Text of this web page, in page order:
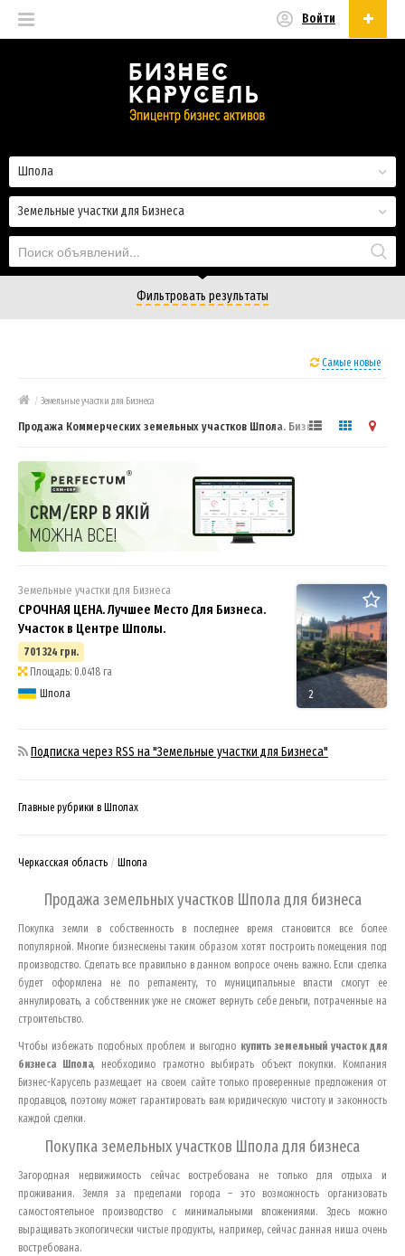
Войти
Земельные участки для Бизнеса
Шпола
Фильтровать результаты
Самые новые
/ Земельные участки для Бизнеса
Продажа Коммерческих земельных участков Шпола. Бизнес
2
Земельные участки для Бизнеса
СРОЧНАЯ ЦЕНА. Лучшее Место Для Бизнеса.
Участок в Центре Шполы.
701 324 грн.
Площадь: 0.0418 га
Шпола
Подписка через RSS на "Земельные участки для Бизнеса"
Главные рубрики в Шполах
Черкасская область Шпола
Продажа земельных участков Шполадля бизнеса
Покупка земли в собственность в последнее время становится все более
популярной. Многие бизнесмены таким образом хотят построить помещения под
производство. Сделать все правильно в данном вопросе очень важно. Если сделка
будет оформлена не по регламенту, то муниципальные власти смогут ее
аннулировать, а собственник уже не сможет вернуть себе деньги, потраченные на
строительство.
Чтобы избежать подобных проблем и выгодно купить земельный участок для
бизнеса Шпола, необходимо грамотно выбирать объект покупки. Компания
Бизнес-Карусель размещает на своем сайте только проверенные предложения от
продавцов, поэтому может гарантировать вам юридическую чистоту и законность
каждой сделки.
Покупка земельных участков Шполадля бизнеса
Загородная недвижимость сейчас востребована не только для отдыха и
проживания. Земля за пределами города – это возможность организовать
самостоятельное производство с минимальными вложениями. Здесь можно
выращивать экологически чистые продукты, например, сейчас данная ниша очень
востребована.